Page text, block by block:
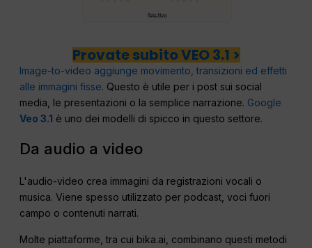
Provate subito VEO 3.1 >
Image-to-video aggiunge movimento, transizioni ed effetti
alle immagini fisse. Questo è utile per i post sui social
media, le presentazioni o la semplice narrazione. Google
Veo 3.1 è uno dei modelli di spicco in questo settore.
Da audio a video
L'audio-video crea immagini da registrazioni vocali o
musica. Viene spesso utilizzato per podcast, voci fuori
campo o contenuti narrati.
Molte piattaforme, tra cui bika.ai, combinano questi metodi